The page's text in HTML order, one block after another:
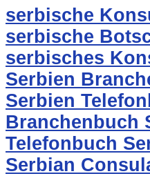
serbische
serbische
serbisches
Serbien
Serbien
Branchenbuch
Telefonbuch
Serbian